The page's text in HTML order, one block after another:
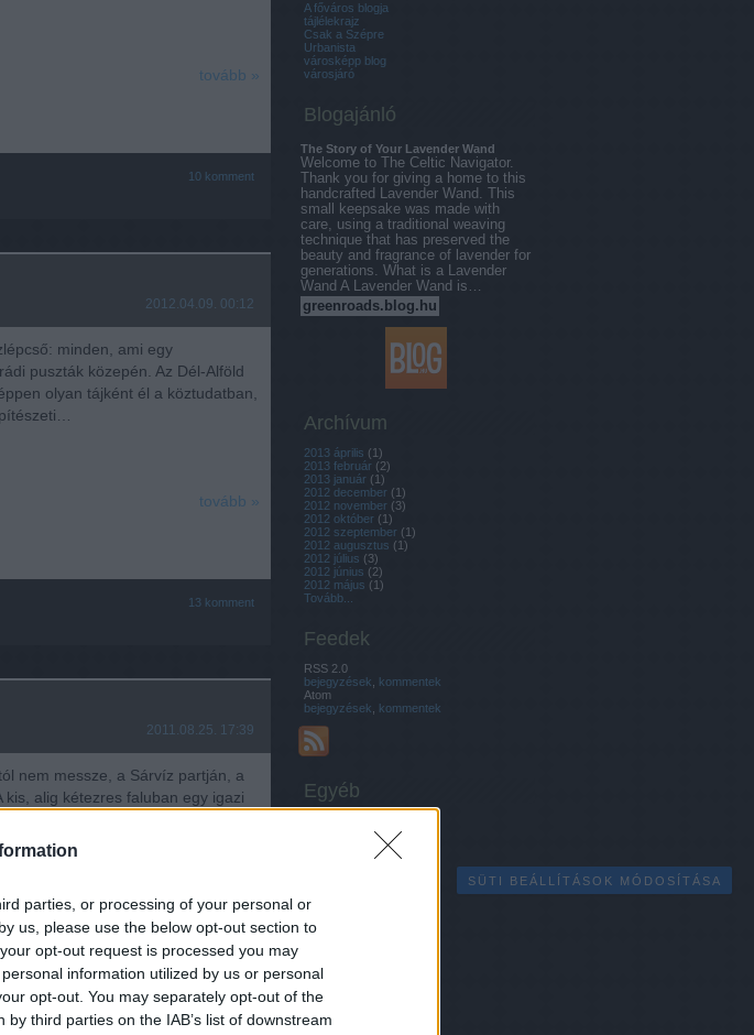
parties, or processing of your personal or
us, please use the below opt-out section to
opt-out request is processed you may
information utilized by us or personal
opt-out. You may separately opt-out of the
third parties on the IAB’s list of downstream
A főváros blogja
tájlélekrajz
Csak a Szépre
Urbanista
városképp blog
városjáró
Blogajánló
The Story of Your Lavender Wand
Welcome to The Celtic Navigator.
Thank you for giving a home to this
handcrafted Lavender Wand. This
small keepsake was made with
care, using a traditional weaving
technique that has preserved the
beauty and fragrance of lavender for
generations. What is a Lavender
Wand A Lavender Wand is…
greenroads.blog.hu
Archívum
2013 április (1)
2013 február (2)
2013 január (1)
2012 december (1)
2012 november (3)
2012 október (1)
2012 szeptember (1)
2012 augusztus (1)
2012 július (3)
2012 június (2)
2012 május (1)
Tovább...
Feedek
RSS 2.0
bejegyzések
kommentek
Atom
bejegyzések
kommentek
Egyéb
tovább »
10komment
2012.04.09. 00:12
minden, ami egy
puszták közepén. Az Dél-Alföld
olyan tájként él a köztudatban,
tovább »
13komment
2011.08.25. 17:39
nem messze, a Sárvíz partján, a
kis, alig kétezres faluban egy igazi
tovább »
72komment
SÜTI BEÁLLÍTÁSOK MÓDOSÍTÁSA